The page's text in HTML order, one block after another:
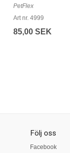
PetFlex
Art nr. 4999
85,00 SEK
Följ oss
Facebook